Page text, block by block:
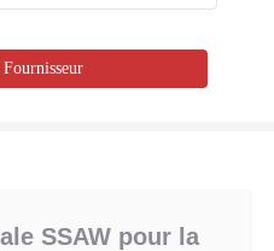
SSAW pour la